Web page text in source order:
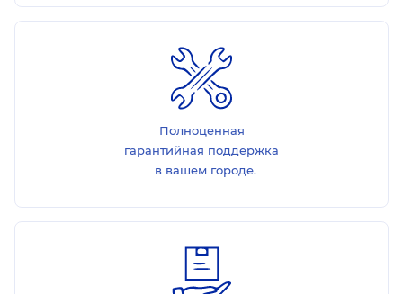
Полноценная
гарантийная поддержка
в вашем городе.